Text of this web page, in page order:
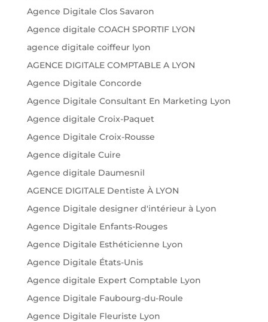
Agence Digitale Clos Savaron
Agence digitale COACH SPORTIF LYON
agence digitale coiffeur lyon
AGENCE DIGITALE COMPTABLE A LYON
Agence Digitale Concorde
Agence Digitale Consultant En Marketing Lyon
Agence digitale Croix-Paquet
Agence Digitale Croix-Rousse
Agence digitale Cuire
Agence digitale Daumesnil
AGENCE DIGITALE Dentiste À LYON
Agence Digitale designer d'intérieur à Lyon
Agence Digitale Enfants-Rouges
Agence Digitale Esthéticienne Lyon
Agence Digitale États-Unis
Agence digitale Expert Comptable Lyon
Agence Digitale Faubourg-du-Roule
Agence Digitale Fleuriste Lyon